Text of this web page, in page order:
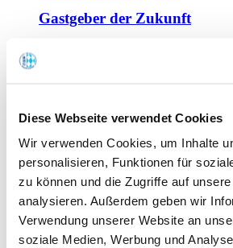
Diese Webseite verwendet Cookies
Wir verwenden Cookies, um Inhalte
personalisieren, Funktionen für
zu können und die Zugriffe auf
analysieren. Außerdem geben wir
Verwendung unserer Website an
soziale Medien, Werbung und
Gastgeber der Zukunft
Offene Seminare
Tagen im Palais
Wirte-und Unternehmerbrief
Lernplattform BOUNTI
Partner
Branchennahe